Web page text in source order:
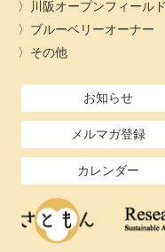
川阪オープンフィールド
ブルーベリーオーナー
その他
お知らせ
メルマガ登録
カレンダー